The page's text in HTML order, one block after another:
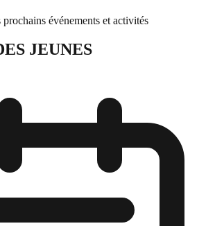
événements et activités
JEUNES